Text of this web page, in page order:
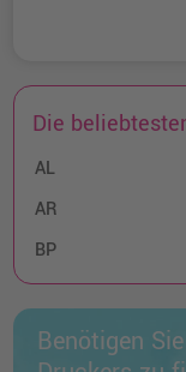
Einkauf noch
Die
AL
AR
BP
Benötigen